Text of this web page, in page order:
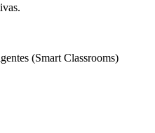
(Smart Classrooms)